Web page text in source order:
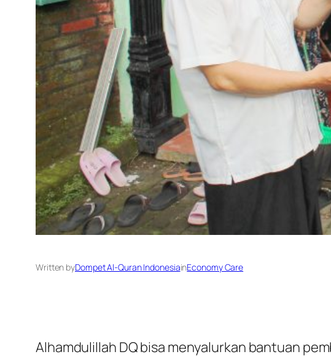
Written byDompet Al-Quran IndonesiainEconomy Care
Alhamdulillah DQ bisa menyalurkan bantuan